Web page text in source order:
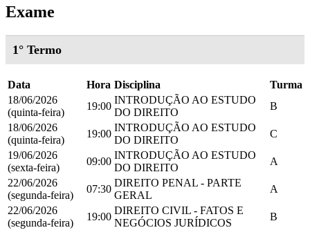
Exame
1° Termo
Data Hora Disciplina
Turma
18/06/2026
(quinta-feira)
19:00
INTRODUÇÃO AO ESTUDO
DO DIREITO
B
18/06/2026
(quinta-feira)
19:00
INTRODUÇÃO AO ESTUDO
DO DIREITO
C
19/06/2026
(sexta-feira)
09:00
INTRODUÇÃO AO ESTUDO
DO DIREITO
A
22/06/2026
(segunda-feira)
07:30
DIREITO PENAL - PARTE
GERAL
A
22/06/2026
(segunda-feira)
19:00
DIREITO CIVIL - FATOS E
NEGÓCIOS JURÍDICOS
B